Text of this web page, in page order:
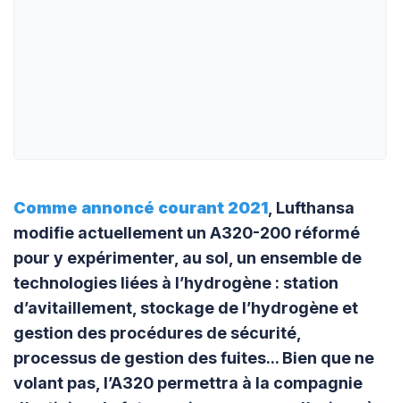
Comme annoncé courant 2021 , Lufthansa
modifie actuellement un A320-200 réformé
pour y expérimenter, au sol, un ensemble de
technologies liées à l’hydrogène : station
d’avitaillement, stockage de l’hydrogène et
gestion des procédures de sécurité,
processus de gestion des fuites... Bien que ne
volant pas, l’A320 permettra à la compagnie